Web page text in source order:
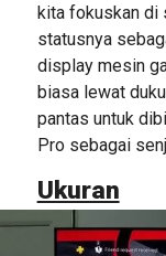
kita fokuskan di
statusnya
display mesin
biasa lewat
pantas untuk
Pro sebagai
Ukuran